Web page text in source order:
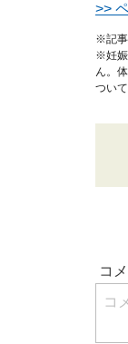
>>
※記事
※妊娠
ん。
つい